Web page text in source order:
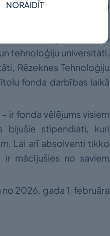
nākotnē veicinot mūsu
Rīgas Tehnisko
tehnoloģiju universitāti,
Rēzeknes Tehnoloģiju
fonda darbības laikā
ir fonda vēlējums visiem
bijušie stipendiāti, kuri
Lai arī absolventi tikko
ir mācījušies no saviem
2026. gada 1. februāra
NORAIDĪT